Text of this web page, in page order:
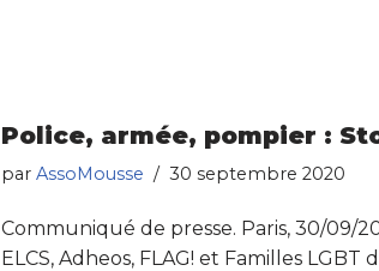
Police, armée, pompier :
par AssoMousse 30 septembre 2020
Communiqué de presse. Paris, 30/09/
ELCS, Adheos, FLAG! et Familles